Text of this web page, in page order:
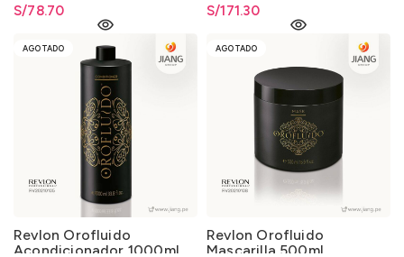
S/78.70 S/171.30
AGOTADO
Revlon Orofluido
Acondicionador 1000ml.
AGOTADO
Revlon Orofluido
Mascarilla 500ml.